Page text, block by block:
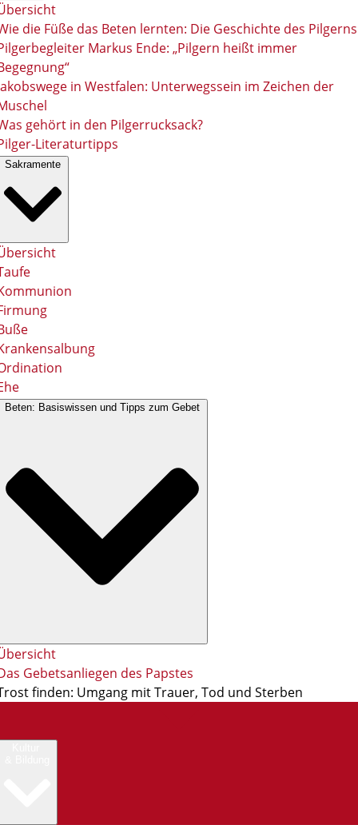
die Füße das Beten lernten: Die Geschichte des Pilgerns
Markus Ende: „Pilgern heißt immer
in Westfalen: Unterwegssein im Zeichen der
gehört in den Pilgerrucksack?
Literaturtipps
Gebetsanliegen des Papstes
finden: Umgang mit Trauer, Tod und Sterben